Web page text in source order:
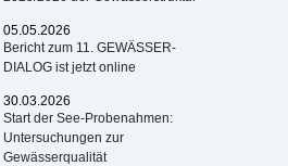
05.05.2026
Bericht zum 11. GEWÄSSER-
DIALOG ist jetzt online
30.03.2026
Start der See-Probenahmen:
Untersuchungen zur
Gewässerqualität